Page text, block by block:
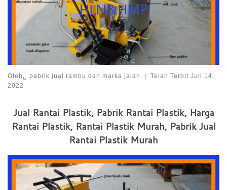
Oleh␣ pabrik jual rambu dan marka jalan | Telah Terbit Juli 14,
2022
Jual Rantai Plastik, Pabrik Rantai Plastik, Harga
Rantai Plastik, Rantai Plastik Murah, Pabrik Jual
Rantai Plastik Murah